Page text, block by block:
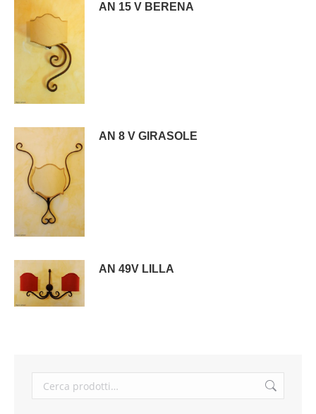
AN 15 V BERENA
AN 8 V GIRASOLE
AN 49V LILLA